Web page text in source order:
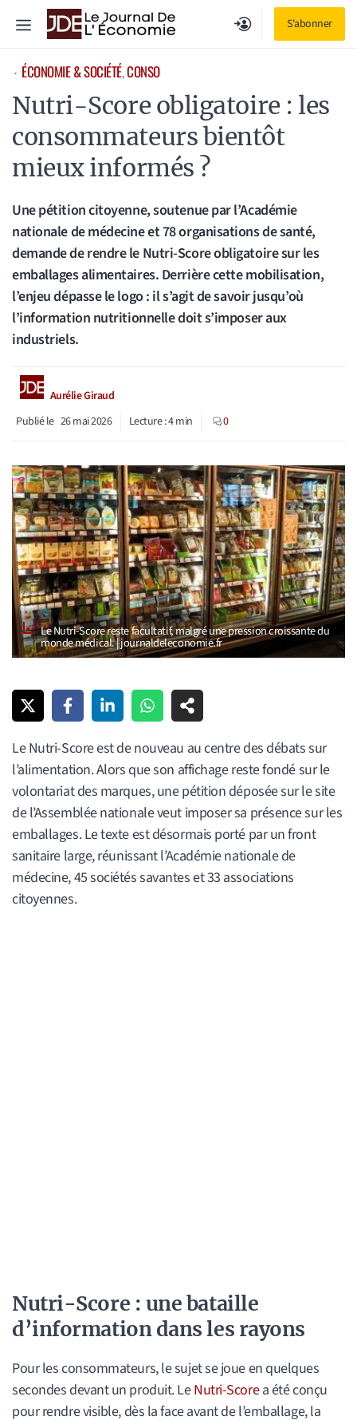
S'abonner
Menu
⋅ ÉCONOMIE & SOCIÉTÉ, CONSO
Nutri-Score obligatoire : les
consommateurs bientôt
mieux informés ?
Une pétition citoyenne, soutenue par l’Académie
nationale de médecine et 78 organisations de santé,
demande de rendre le Nutri-Score obligatoire sur les
emballages alimentaires. Derrière cette mobilisation,
l’enjeu dépasse le logo : il s’agit de savoir jusqu’où
l’information nutritionnelle doit s’imposer aux
industriels.
Aurélie Giraud
Publié le 26 mai 2026 Lecture :4min 0
Le Nutri-Score reste facultatif, malgré une pression croissante du
monde médical. | journaldeleconomie.fr
Le Nutri-Score est de nouveau au centre des débats sur
l’alimentation. Alors que son affichage reste fondé sur le
volontariat des marques, une pétition déposée sur le site
de l’Assemblée nationale veut imposer sa présence sur les
emballages. Le texte est désormais porté par un front
sanitaire large, réunissant l’Académie nationale de
médecine, 45 sociétés savantes et 33 associations
citoyennes.
Nutri-Score : une bataille
d’information dans les rayons
Pour les consommateurs, le sujet se joue en quelques
secondes devant un produit. LeNutri-Scorea été conçu
pour rendre visible, dès la face avant de l’emballage, la